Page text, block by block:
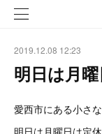
2019.12.08 12:23
明日は月曜
愛西市にある小さ
明日は月曜日は定休